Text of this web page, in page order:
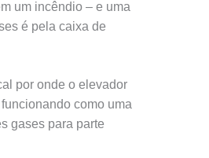
um incêndio – e uma
é pela caixa de
por onde o elevador
como uma
gases para parte